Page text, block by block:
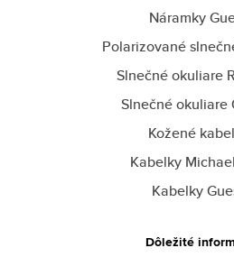
Náramky
Polarizované
Slnečné okuliare
Slnečné okuliare
Kožené
Kabelky
Kabelky
Dôležité